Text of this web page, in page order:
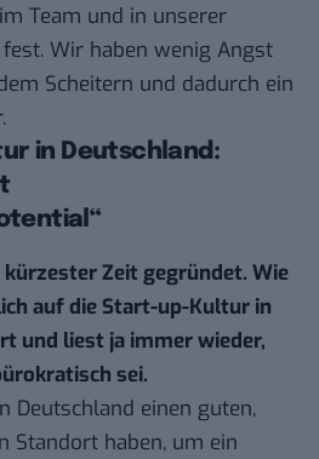
Team und in unserer
Wir haben wenig Angst
Scheitern und dadurch ein
in Deutschland:
Zeit gegründet. Wie
auf die Start-up-Kultur in
und liest ja immer wieder,
sei.
Deutschland einen guten,
Standort haben, um ein